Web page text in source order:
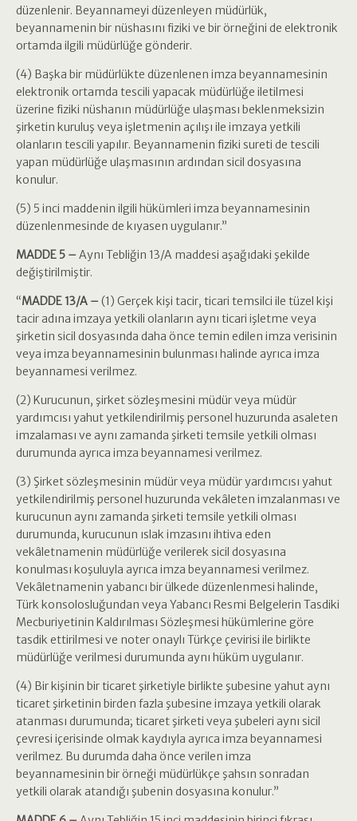
düzenlenir. Beyannameyi düzenleyen müdürlük,
beyannamenin bir nüshasını fiziki ve bir örneğini de elektronik
ortamda ilgili müdürlüğe gönderir.
(4) Başka bir müdürlükte düzenlenen imza beyannamesinin
elektronik ortamda tescili yapacak müdürlüğe iletilmesi
üzerine fiziki nüshanın müdürlüğe ulaşması beklenmeksizin
şirketin kuruluş veya işletmenin açılışı ile imzaya yetkili
olanların tescili yapılır. Beyannamenin fiziki sureti de tescili
yapan müdürlüğe ulaşmasının ardından sicil dosyasına
konulur.
(5) 5 inci maddenin ilgili hükümleri imza beyannamesinin
düzenlenmesinde de kıyasen uygulanır.”
MADDE 5 – Aynı Tebliğin 13/A maddesi aşağıdaki şekilde
değiştirilmiştir.
“MADDE 13/A – (1) Gerçek kişi tacir, ticari temsilci ile tüzel kişi
tacir adına imzaya yetkili olanların aynı ticari işletme veya
şirketin sicil dosyasında daha önce temin edilen imza verisinin
veya imza beyannamesinin bulunması halinde ayrıca imza
beyannamesi verilmez.
(2) Kurucunun, şirket sözleşmesini müdür veya müdür
yardımcısı yahut yetkilendirilmiş personel huzurunda asaleten
imzalaması ve aynı zamanda şirketi temsile yetkili olması
durumunda ayrıca imza beyannamesi verilmez.
(3) Şirket sözleşmesinin müdür veya müdür yardımcısı yahut
yetkilendirilmiş personel huzurunda vekâleten imzalanması ve
kurucunun aynı zamanda şirketi temsile yetkili olması
durumunda, kurucunun ıslak imzasını ihtiva eden
vekâletnamenin müdürlüğe verilerek sicil dosyasına
konulması koşuluyla ayrıca imza beyannamesi verilmez.
Vekâletnamenin yabancı bir ülkede düzenlenmesi halinde,
Türk konsolosluğundan veya Yabancı Resmi Belgelerin Tasdiki
Mecburiyetinin Kaldırılması Sözleşmesi hükümlerine göre
tasdik ettirilmesi ve noter onaylı Türkçe çevirisi ile birlikte
müdürlüğe verilmesi durumunda aynı hüküm uygulanır.
(4) Bir kişinin bir ticaret şirketiyle birlikte şubesine yahut aynı
ticaret şirketinin birden fazla şubesine imzaya yetkili olarak
atanması durumunda; ticaret şirketi veya şubeleri aynı sicil
çevresi içerisinde olmak kaydıyla ayrıca imza beyannamesi
verilmez. Bu durumda daha önce verilen imza
beyannamesinin bir örneği müdürlükçe şahsın sonradan
yetkili olarak atandığı şubenin dosyasına konulur.”